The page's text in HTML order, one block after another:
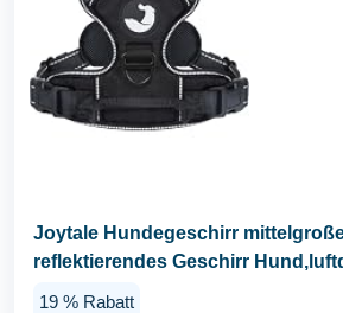
Joytale Hundegeschirr
reflektierendes Geschirr
19 % Rabatt